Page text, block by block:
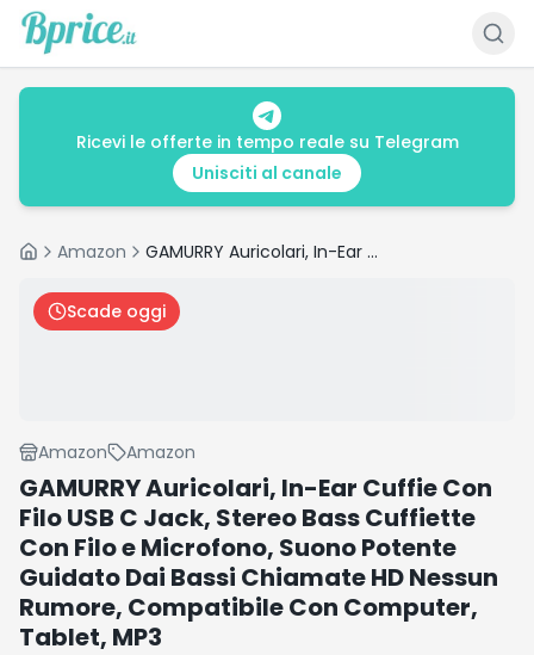
Ricevi le offerte in tempo reale su Telegram
Unisciti al canale
HomeAmazon GAMURRY Auricolari, In-Ear Cuffie Con Filo USB C Jack, Stereo Bass Cuffiette Con Filo e Microfono, Suono Potente Guidato Dai Bassi Chiamate HD Nessun Rumore, Compatibile Con Computer, Tablet, MP3
Scade oggi
Amazon Amazon
GAMURRY Auricolari, In-Ear Cuffie Con
Filo USB C Jack, Stereo Bass Cuffiette
Con Filo e Microfono, Suono Potente
Guidato Dai Bassi Chiamate HD Nessun
Rumore, Compatibile Con Computer,
Tablet, MP3